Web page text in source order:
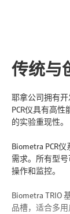
传统与
耶拿公司拥有
PCR仪具有高
的实验重现性。
Biometra PCR
需求。所有型
操作和监控。
Biometra TRIO
品槽，适合多